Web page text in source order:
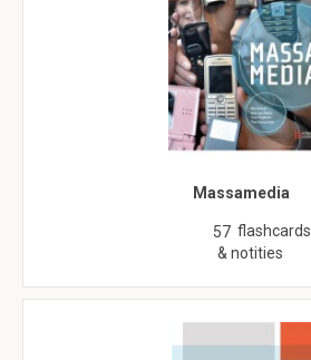
Massamedia
57 flashcards
& notities